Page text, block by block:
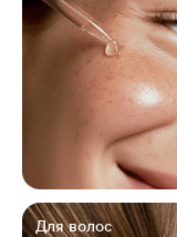
Для волос